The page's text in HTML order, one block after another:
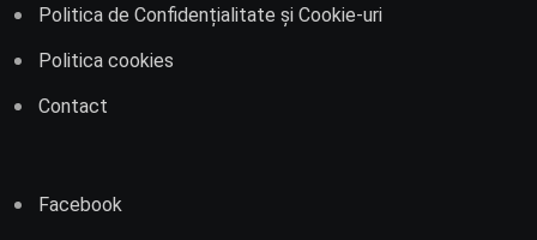
Politica de Confidențialitate și Cookie-uri
Politica cookies
Contact
Facebook